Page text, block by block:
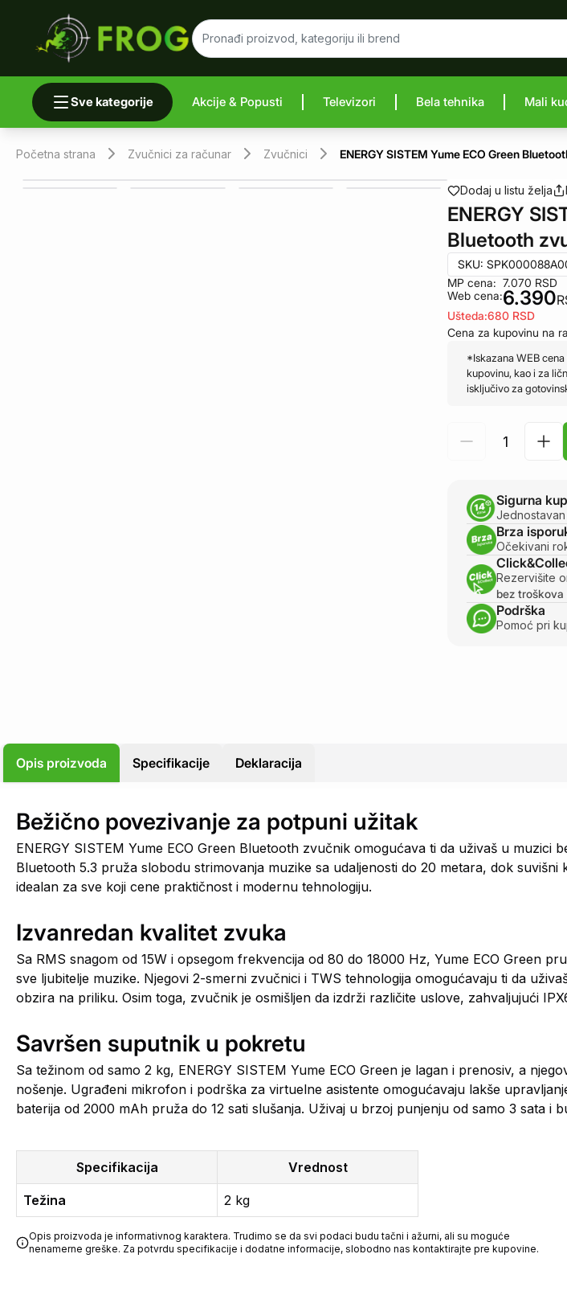
Sve kategorije Akcije & Popusti Televizori Bela tehnika Mali
Početna strana Zvučnici za računar Zvučnici ENERGY SISTEM Yume ECO Green
Uporedi proizvod
Dodaj u listu želja
ENERGY
Bluetooth
SKU:
MP cena:
Web cena:
7.070 RSD
6.390
Ušteda:680 RSD
Cena za kupovinu na
*Iskazana WEB
kupovinu, kao i za
isključivo za
Sigurna
Brza
Očekivani
Rezervišite
bez
Podrška
Pomoć pri
Opis proizvoda Specifikacije Deklaracija
Bežično povezivanje za potpuni užitak
ENERGY SISTEM Yume ECO Green Bluetooth zvučnik omogućava ti da uživaš u muzici
Bluetooth 5.3 pruža slobodu strimovanja muzike sa udaljenosti do 20 metara, dok
idealan za sve koji cene praktičnost i modernu tehnologiju.
Izvanredan kvalitet zvuka
Sa RMS snagom od 15W i opsegom frekvencija od 80 do 18000 Hz, Yume ECO Green
sve ljubitelje muzike. Njegovi 2-smerni zvučnici i TWS tehnologija omogućavaju ti da
obzira na priliku. Osim toga, zvučnik je osmišljen da izdrži različite uslove, zahvaljujući
Savršen suputnik u pokretu
Sa težinom od samo 2 kg, ENERGY SISTEM Yume ECO Green je lagan i prenosiv, a
nošenje. Ugrađeni mikrofon i podrška za virtuelne asistente omogućavaju lakše
baterija od 2000 mAh pruža do 12 sati slušanja. Uživaj u brzoj punjenju od samo 3 sata i
Specifikacija Vrednost
Težina 2 kg
Opis proizvoda je informativnog karaktera. Trudimo se da svi podaci budu tačni i ažurni, ali su moguće
nenamerne greške. Za potvrdu specifikacije i dodatne informacije, slobodno nas kontaktirajte pre kupovine.